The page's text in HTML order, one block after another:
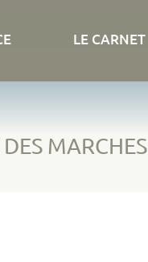
LE CARNET
MARCHES